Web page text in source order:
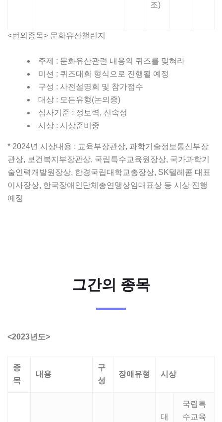
조)
<번외종목> 문화유산챌린지
주제 : 문화유산관련 내용의 퀴즈를 맞혀라
미션 : 퀴즈대회 형식으로 진행될 예정
구성 : 사전설명회 및 참가접수
대상 : 모든유형(논의중)
심사기준 : 정보력, 신속성
시상 : 시상준비중
* 2024년 시상내용 : 교육부장관상, 과학기술정보통신부장
관상, 보건복지부장관상, 국립특수교육원장상, 국가과학기
술인력개발원장상, 한경국립대학교총장상, SK텔레콤 대표
이사장상, 한국장애인단체총연맹상임대표상 등 시상 진행
예정
그간의 종목
<2023년도>
종
목
내용
구
성
장애유형 시상
대
국립특
수교육